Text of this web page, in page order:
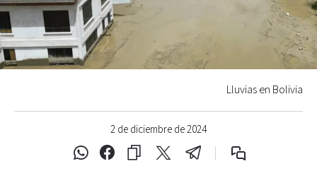
2 de diciembre de 2024
Lluvias en Bolivia